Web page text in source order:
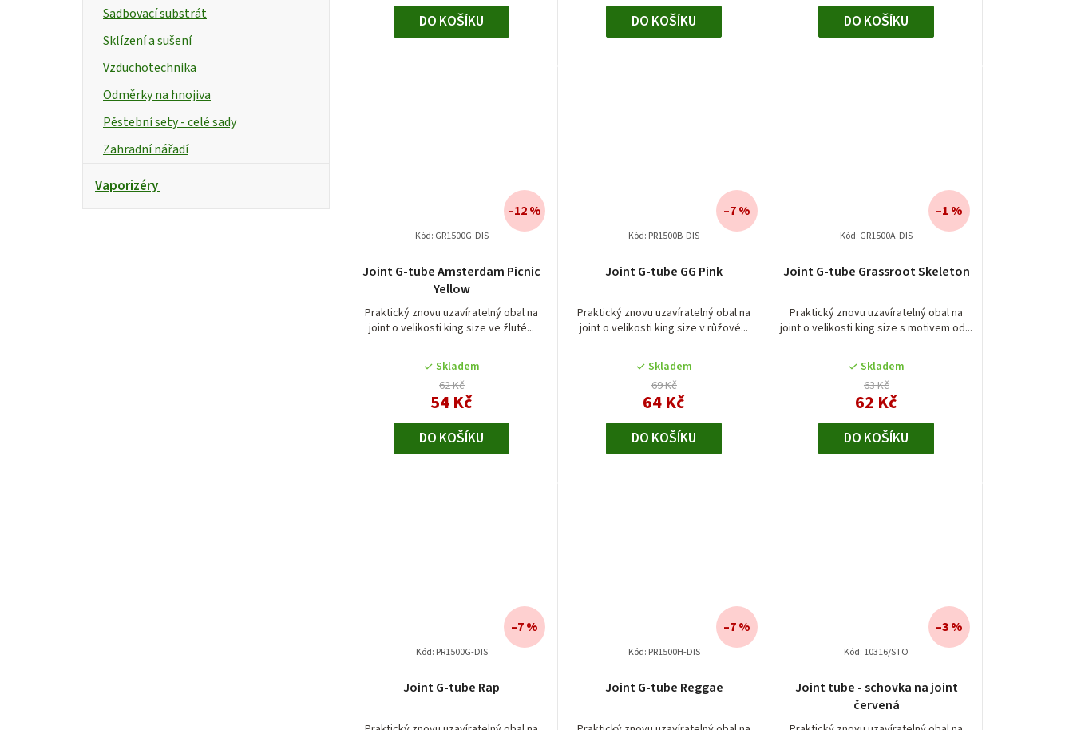
Sadbovací substrát
Sklízení a sušení
Vzduchotechnika
Odměrky na hnojiva
Pěstební sety - celé sady
Zahradní nářadí
Vaporizéry
DO KOŠÍKU DO KOŠÍKU DO KOŠÍKU
Joint G-tube Amsterdam Picnic
Yellow
Praktický znovu uzavíratelný obal na
joint o velikosti king size ve žluté...
Skladem
62 Kč
54 Kč
–12 %
DO KOŠÍKU
Kód: GR1500G-DIS
Joint G-tube GG Pink
Praktický znovu uzavíratelný obal na
joint o velikosti king size v růžové...
Skladem
69 Kč
64 Kč
–7 %
DO KOŠÍKU
Kód: PR1500B-DIS
Joint G-tube Grassroot Skeleton
Praktický znovu uzavíratelný obal na
joint o velikosti king size s motivem od...
Skladem
63 Kč
62 Kč
–1 %
DO KOŠÍKU
Kód: GR1500A-DIS
Joint G-tube Rap
–7 %
Kód: PR1500G-DIS
Joint G-tube Reggae
–7 %
Kód: PR1500H-DIS
Joint tube - schovka na joint
červená
–3 %
Kód: 10316/STO